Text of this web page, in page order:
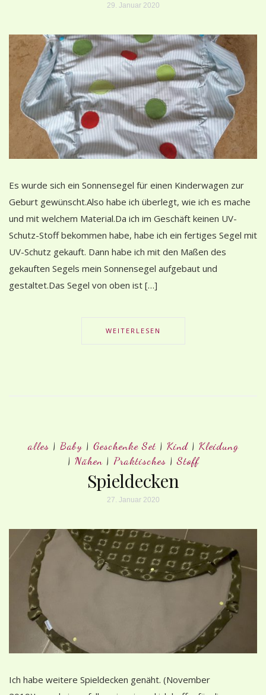
29. Januar 2020
Es wurde sich ein Sonnensegel für einen Kinderwagen zur
Geburt gewünscht.Also habe ich überlegt, wie ich es mache
und mit welchem Material.Da ich im Geschäft keinen UV-
Schutz-Stoff bekommen habe, habe ich ein fertiges Segel mit
UV-Schutz gekauft. Dann habe ich mit den Maßen des
gekauften Segels mein Sonnensegel aufgebaut und
gestaltet.Das Segel von oben ist […]
WEITERLESEN
alles| Baby| Geschenke Set | Kind| Kleidung
| Nähen| Praktisches|Stoff
Spieldecken
27. Januar 2020
Ich habe weitere Spieldecken genäht. (November